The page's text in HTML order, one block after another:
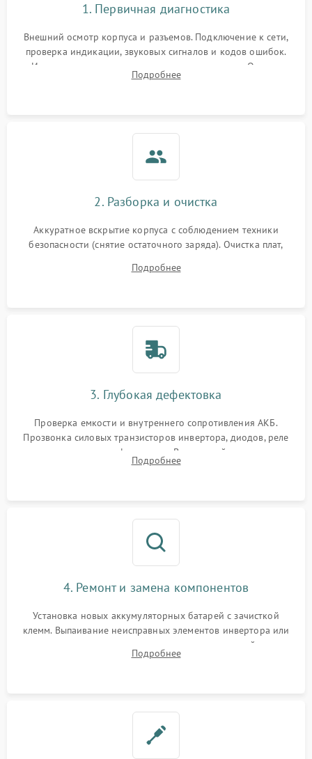
1. Первичная диагностика
Внешний осмотр корпуса и разъемов. Подключение к сети,
проверка индикации, звуковых сигналов и кодов ошибок.
Измерение входного и выходного напряжения. Оценка
реакции ИБП на отключение основного питания без
Подробнее
2. Разборка и очистка
Аккуратное вскрытие корпуса с соблюдением техники
безопасности (снятие остаточного заряда). Очистка плат,
и кистей для предотвращения перегрева и замыканий.
Подробнее
3. Глубокая дефектовка
Проверка емкости и внутреннего сопротивления АКБ.
Прозвонка силовых транзисторов инвертора, диодов, реле
переключения и трансформатора. Визуальный поиск вздутых
конденсаторов и прогаров на печатной плате.
Подробнее
4. Ремонт и замена компонентов
Установка новых аккумуляторных батарей с зачисткой
клемм. Выпаивание неисправных элементов инвертора или
цепи зарядки и монтаж новых радиодеталей.
Восстановление поврежденных токоведущих дорожек и
Подробнее